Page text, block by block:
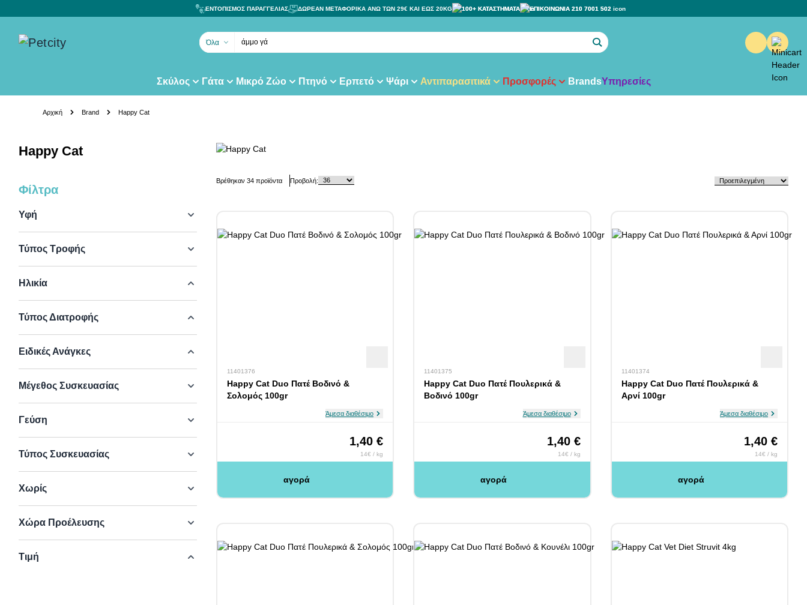
ΕΝΤΟΠΙΣΜΟΣ ΠΑΡΑΓΓΕΛΙΑΣ ΔΩΡΕΑΝ ΜΕΤΑΦΟΡΙΚΑ ΑΝΩ ΤΩΝ 29€ ΚΑΙ ΕΩΣ 20KG 100+ ΚΑΤΑΣΤΗΜΑΤΑ ΕΠΙΚΟΙΝΩΝΙΑ 210 7001 502
Όλα άμμο γάτας
Σκύλος Γάτα Μικρό Ζώο Πτηνό Ερπετό Ψάρι Αντιπαρασιτικά Προσφορές BrandsΥπηρεσίες
Αρχική Brand Happy Cat
Happy Cat
Skip to product list
Φίλτρα
Υφή
Τύπος Τροφής
Ηλικία
Τύπος Διατροφής
Ειδικές Ανάγκες
Μέγεθος Συσκευασίας
Γεύση
Τύπος Συσκευασίας
Χωρίς
Χώρα Προέλευσης
Τιμή
Βρέθηκαν 34προϊόντα Προβολή:
11401376
Happy Cat Duo Πατέ Βοδινό &
Σολομός 100gr
Άμεσα διαθέσιμο
1,40 €
14€ / kg
αγορά
11401375
Happy Cat Duo Πατέ Πουλερικά &
Βοδινό 100gr
Άμεσα διαθέσιμο
1,40 €
14€ / kg
αγορά
11401374
Happy Cat Duo Πατέ Πουλερικά &
Αρνί 100gr
Άμεσα διαθέσιμο
1,40 €
14€ / kg
αγορά